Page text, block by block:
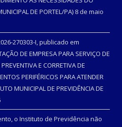
DE PORTEL/PA) 8 de maio
270303-I, publicado em
DE EMPRESA PARA SERVIÇO DE
E CORRETIVA DE
PERIFÉRICOS PARA ATENDER
MUNICIPAL DE PREVIDÊNCIA DE
o Instituto de Previdência não